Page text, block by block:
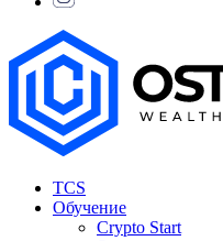
TCS
Обучение
Crypto Start